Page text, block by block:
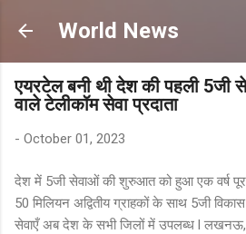
Skip to main
World News
एयरटेल बनी थी देश की पहली 5जी
वाले टेलीकॉम सेवा प्रदाता
- October 01, 2023
देश में 5जी सेवाओं की शुरुआत को हुआ एक वर्ष
50 मिलियन अद्वितीय ग्राहकों के साथ 5जी
सेवाएँ अब देश के सभी जिलों में उपलब्ध l